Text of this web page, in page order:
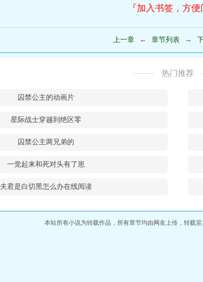
『加入书签，方便
上一章 ← 章节列表 →
热门推荐
囚禁公主的动画片
星际战士穿越到绝区零
囚禁公主两兄弟的
一觉起来和死对头有了崽
夫君是白切黑怎么办在线阅读
本站所有小说为转载作品，所有章节均由网友上传，转载